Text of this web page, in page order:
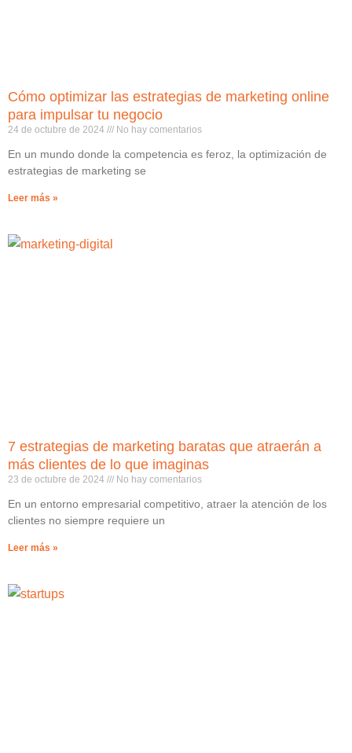
Cómo optimizar las estrategias de marketing online
para impulsar tu negocio
24 de octubre de 2024 No hay comentarios
En un mundo donde la competencia es feroz, la optimización de
estrategias de marketing se
Leer más »
7 estrategias de marketing baratas que atraerán a
más clientes de lo que imaginas
23 de octubre de 2024 No hay comentarios
En un entorno empresarial competitivo, atraer la atención de los
clientes no siempre requiere un
Leer más »